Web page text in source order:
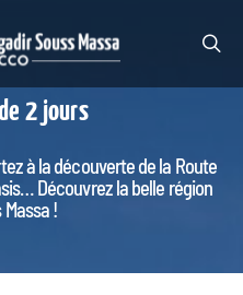
2 jours
à la découverte de la Route
Découvrez la belle région
Massa !